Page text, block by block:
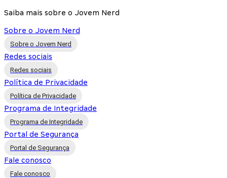
Saiba mais sobre o Jovem Nerd
Sobre o Jovem Nerd
Sobre o Jovem Nerd
Redes sociais
Redes sociais
Política de Privacidade
Política de Privacidade
Programa de Integridade
Programa de Integridade
Portal de Segurança
Portal de Segurança
Fale conosco
Fale conosco